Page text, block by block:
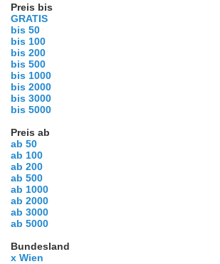
Preis bis
GRATIS
bis 50
bis 100
bis 200
bis 500
bis 1000
bis 2000
bis 3000
bis 5000
Preis ab
ab 50
ab 100
ab 200
ab 500
ab 1000
ab 2000
ab 3000
ab 5000
Bundesland
x Wien